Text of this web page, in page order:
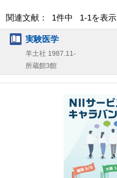
関連文献： 1件中 1-1を表示
実験医学
羊土社 1987.11-
所蔵館3館